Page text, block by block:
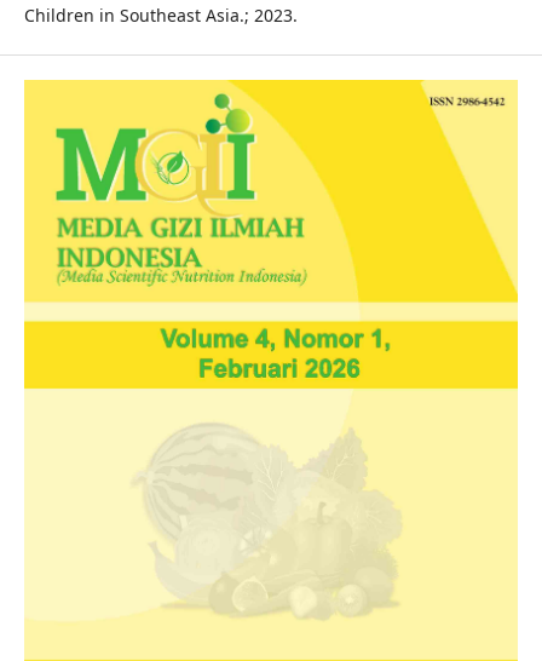
Children in Southeast Asia.; 2023.